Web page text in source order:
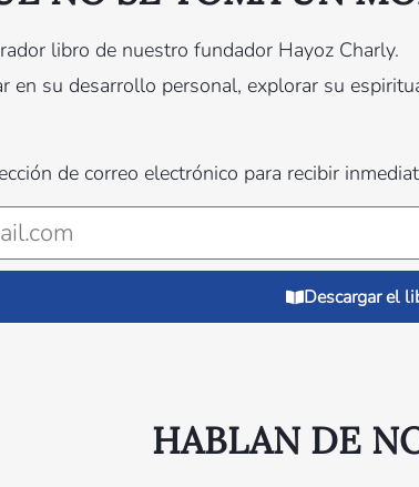
libro de nuestro fundador Hayoz Charly.
en su desarrollo personal, explorar su
de correo electrónico para recibir
Descargar el
HABLAN DE